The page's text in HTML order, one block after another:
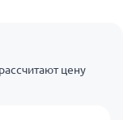
цену